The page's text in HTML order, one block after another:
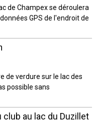
de Champex se déroulera
GPS de l'endroit de
de verdure sur le lac des
possible sans
club au lac du Duzillet